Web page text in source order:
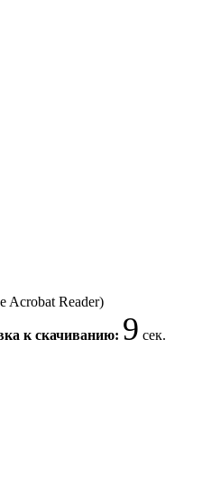
Acrobat Reader)
к скачиванию: 9 сек.